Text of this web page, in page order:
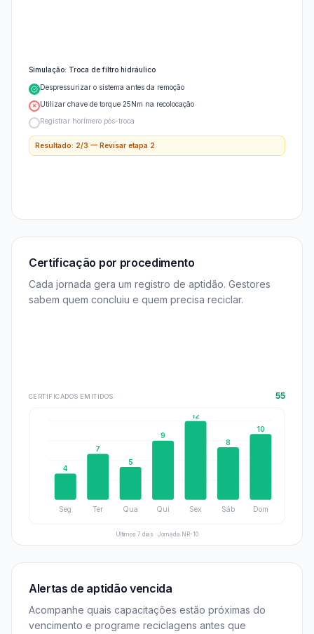
Simulação: Troca de filtro hidráulico
Despressurizar o sistema antes da remoção
✕
Utilizar chave de torque 25Nm na recolocação
Registrar horímero pós-troca
Resultado: 2/3 — Revisar etapa 2
Certificação por procedimento
Cada jornada gera um registro de aptidão. Gestores
sabem quem concluiu e quem precisa reciclar.
CERTIFICADOS EMITIDOS 55
4
Seg
7
Ter
5
Qua
9
Qui
12
Sex
8
Sáb
10
Dom
Últimos 7 dias · Jornada NR-10
Alertas de aptidão vencida
Acompanhe quais capacitações estão próximas do
vencimento e programe reciclagens antes que